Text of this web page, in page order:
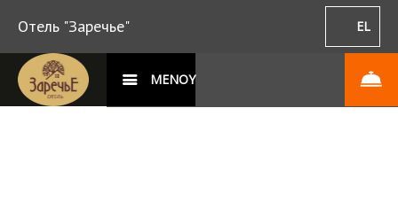
Отель "Заречье" EL
ΜΕΝΟΥ